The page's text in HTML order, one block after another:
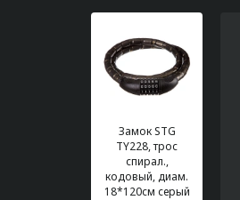
Замок STG
TY228, трос
спирал.,
кодовый, диам.
18*120см серый